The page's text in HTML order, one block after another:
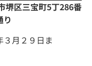
堺区三宝町5丁286番
月２９日ま